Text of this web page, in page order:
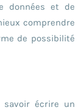
données et de
comprendre
de possibilité
savoir écrire un